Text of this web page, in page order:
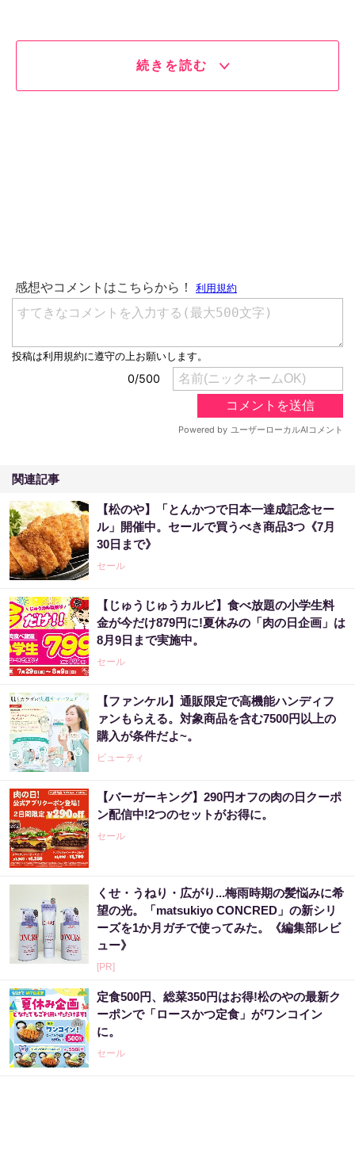
続きを読む
関連記事
【松のや】「とんかつで日本一達成記念セー
ル」開催中。セールで買うべき商品3つ《7月
30日まで》
セール
【じゅうじゅうカルビ】食べ放題の小学生料
金が今だけ879円に!夏休みの「肉の日企画」は
8月9日まで実施中。
セール
【ファンケル】通販限定で高機能ハンディフ
ァンもらえる。対象商品を含む7500円以上の
購入が条件だよ~。
ビューティ
【バーガーキング】290円オフの肉の日クーポ
ン配信中!2つのセットがお得に。
セール
くせ・うねり・広がり...梅雨時期の髪悩みに希
望の光。「matsukiyo CONCRED」の新シリ
ーズを1か月ガチで使ってみた。《編集部レビ
ュー》
[PR]
定食500円、総菜350円はお得!松のやの最新ク
ーポンで「ロースかつ定食」がワンコイン
に。
セール